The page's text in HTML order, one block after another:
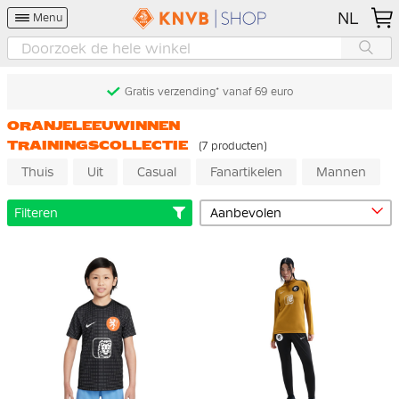
Menu NL
Gratis verzending* vanaf 69 euro
ORANJELEEUWINNEN
TRAININGSCOLLECTIE
(7 producten)
Thuis Uit Casual Fanartikelen Mannen
Filteren